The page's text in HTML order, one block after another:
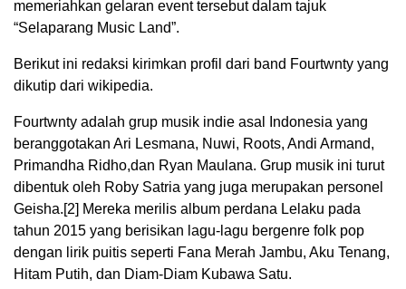
memeriahkan gelaran event tersebut dalam tajuk
“Selaparang Music Land”.
Berikut ini redaksi kirimkan profil dari band Fourtwnty yang
dikutip dari wikipedia.
Fourtwnty adalah grup musik indie asal Indonesia yang
beranggotakan Ari Lesmana, Nuwi, Roots, Andi Armand,
Primandha Ridho,dan Ryan Maulana. Grup musik ini turut
dibentuk oleh Roby Satria yang juga merupakan personel
Geisha.[2] Mereka merilis album perdana Lelaku pada
tahun 2015 yang berisikan lagu-lagu bergenre folk pop
dengan lirik puitis seperti Fana Merah Jambu, Aku Tenang,
Hitam Putih, dan Diam-Diam Kubawa Satu.